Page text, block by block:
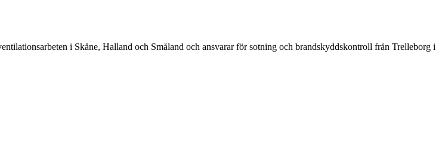
i Skåne, Halland och Småland och ansvarar för sotning och brandskyddskontroll från Trelleborg i